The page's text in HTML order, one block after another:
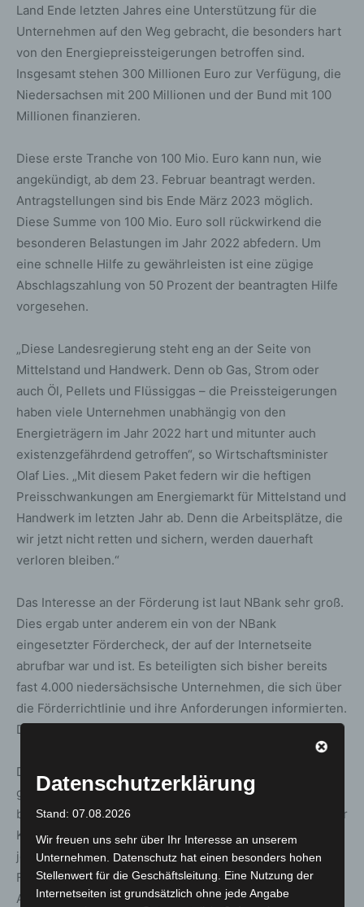
Land Ende letzten Jahres eine Unterstützung für die
Unternehmen auf den Weg gebracht, die besonders hart
von den Energiepreissteigerungen betroffen sind.
Insgesamt stehen 300 Millionen Euro zur Verfügung, die
Niedersachsen mit 200 Millionen und der Bund mit 100
Millionen finanzieren.
Diese erste Tranche von 100 Mio. Euro kann nun, wie
angekündigt, ab dem 23. Februar beantragt werden.
Antragstellungen sind bis Ende März 2023 möglich.
Diese Summe von 100 Mio. Euro soll rückwirkend die
besonderen Belastungen im Jahr 2022 abfedern. Um
eine schnelle Hilfe zu gewährleisten ist eine zügige
Abschlagszahlung von 50 Prozent der beantragten Hilfe
vorgesehen.
„Diese Landesregierung steht eng an der Seite von
Mittelstand und Handwerk. Denn ob Gas, Strom oder
auch Öl, Pellets und Flüssiggas – die Preissteigerungen
haben viele Unternehmen unabhängig von den
Energieträgern im Jahr 2022 hart und mitunter auch
existenzgefährdend getroffen“, so Wirtschaftsminister
Olaf Lies. „Mit diesem Paket federn wir die heftigen
Preisschwankungen am Energiemarkt für Mittelstand und
Handwerk im letzten Jahr ab. Denn die Arbeitsplätze, die
wir jetzt nicht retten und sichern, werden dauerhaft
verloren bleiben.“
Das Interesse an der Förderung ist laut NBank sehr groß.
Dies ergab unter anderem ein von der NBank
eingesetzter Fördercheck, der auf der Internetseite
abrufbar war und ist. Es beteiligten sich bisher bereits
fast 4.000 niedersächsische Unternehmen, die sich über
die Förderrichtlinie und ihre Anforderungen informierten.
Dies dokumentiert das große Interesse.
Das Kundenportal der NBank ist für 800 Unternehmen
gleichzeitig geöffnet. Eine höhere Kapazität wurde
bewusst ausgeschlossen, damit keine Engpässe, auch für
Kunden in anderen Förderprogrammen enstehen und
jedes Unternehmen sich solange mit der benötigten
Förderung beschäftigen kann, wie es braucht, um den
Antrag sorgfältig und komplett auszufüllen.
Datenschutzerklärung
Stand: 07.08.2026
Wir freuen uns sehr über Ihr Interesse an unserem
Unternehmen. Datenschutz hat einen besonders hohen
Stellenwert für die Geschäftsleitung. Eine Nutzung der
Internetseiten ist grundsätzlich ohne jede Angabe